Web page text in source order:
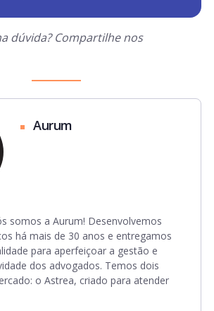
dúvida? Compartilhe nos
Aurum
somos a Aurum! Desenvolvemos
há mais de 30 anos e entregamos
para aperfeiçoar a gestão e
dos advogados. Temos dois
o Astrea, criado para atender